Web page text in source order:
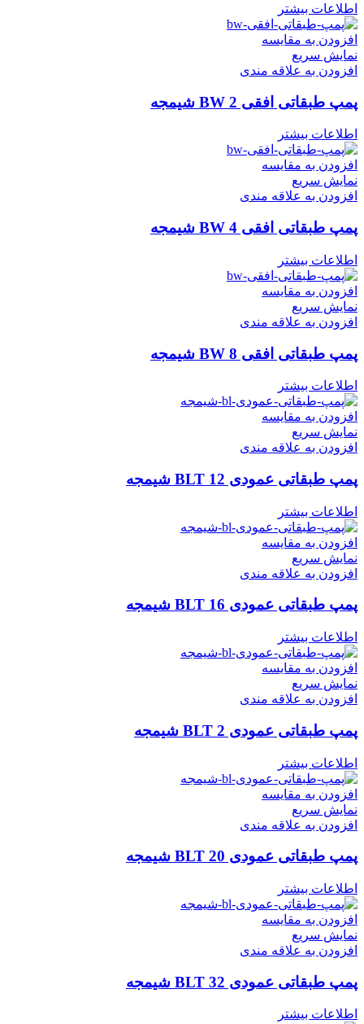
اطلاعات بیشتر
افزودن به مقایسه
نمایش سریع
افزودن به علاقه مندی
پمپ طبقاتی افقی BW 2 شیمجه
اطلاعات بیشتر
افزودن به مقایسه
نمایش سریع
افزودن به علاقه مندی
پمپ طبقاتی افقی BW 4 شیمجه
اطلاعات بیشتر
افزودن به مقایسه
نمایش سریع
افزودن به علاقه مندی
پمپ طبقاتی افقی BW 8 شیمجه
اطلاعات بیشتر
افزودن به مقایسه
نمایش سریع
افزودن به علاقه مندی
پمپ طبقاتی عمودی BLT 12 شیمجه
اطلاعات بیشتر
افزودن به مقایسه
نمایش سریع
افزودن به علاقه مندی
پمپ طبقاتی عمودی BLT 16 شیمجه
اطلاعات بیشتر
افزودن به مقایسه
نمایش سریع
افزودن به علاقه مندی
پمپ طبقاتی عمودی BLT 2 شیمجه
اطلاعات بیشتر
افزودن به مقایسه
نمایش سریع
افزودن به علاقه مندی
پمپ طبقاتی عمودی BLT 20 شیمجه
اطلاعات بیشتر
افزودن به مقایسه
نمایش سریع
افزودن به علاقه مندی
پمپ طبقاتی عمودی BLT 32 شیمجه
اطلاعات بیشتر